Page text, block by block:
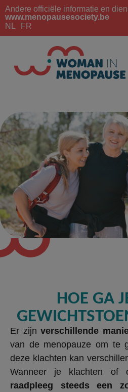
Andere officiële informatie en
www.menopausesociety.be
NL
FR
HOE GA
Er zijnverschillende
van de menopauze om te
deze klachten kan
Wanneer je klachten of
raadpleeg steeds een